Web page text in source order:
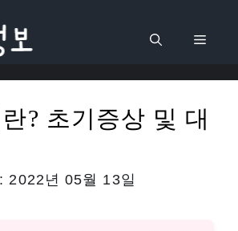
메
? 초기증상 및 대
2022년 05월 13일